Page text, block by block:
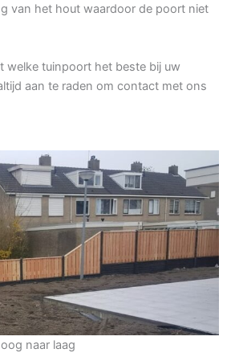
van het hout waardoor de poort niet
welke tuinpoort het beste bij uw
aan te raden om contact met ons
naar laag